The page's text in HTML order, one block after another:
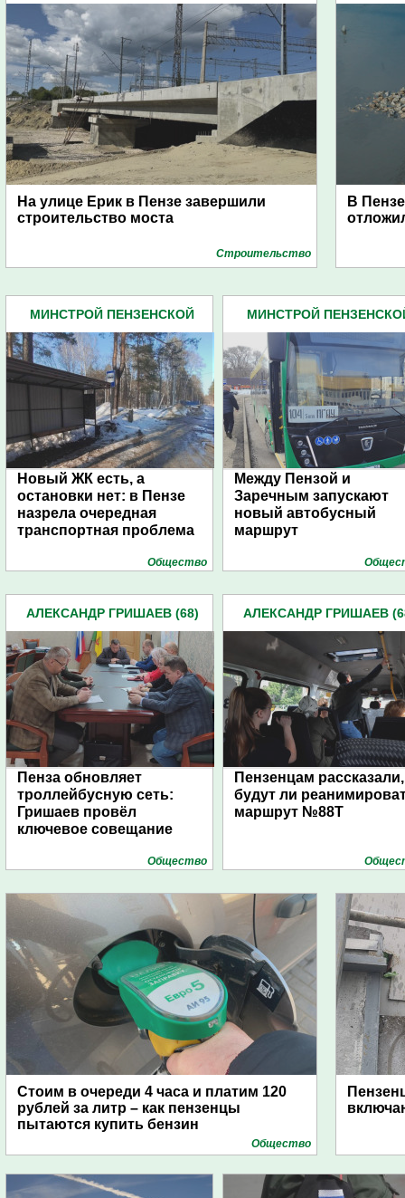
На улице Ерик в Пензе завершили
строительство моста
Строительство
В
МИНСТРОЙ ПЕНЗЕНСКОЙ
Новый ЖК есть, а
остановки нет: в Пензе
назрела очередная
транспортная проблема
Общество
МИНСТРОЙ
Между Пензой и
Заречным запускают
новый автобусный
маршрут
АЛЕКСАНДР ГРИШАЕВ (68)
Пенза обновляет
троллейбусную сеть:
Гришаев провёл
ключевое совещание
Общество
АЛЕКСАНДР ГРИШАЕВ
Пензенцам рассказали,
будут ли
маршрут №88Т
Стоим в очереди 4 часа и платим 120
рублей за литр – как пензенцы
пытаются купить бензин
Общество